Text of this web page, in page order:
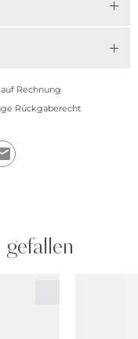
Rechnung
Rückgaberecht